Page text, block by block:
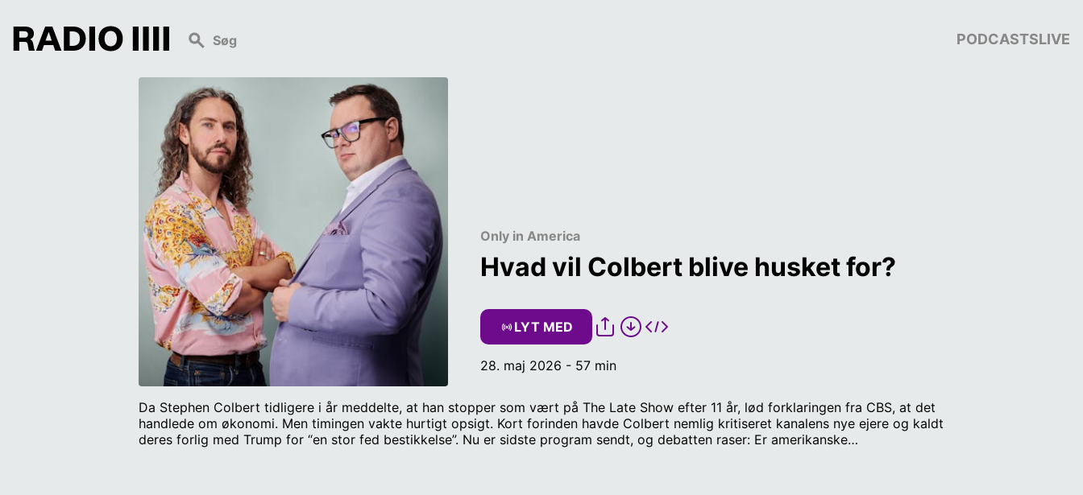
PODCASTSLIVE
Only in America
Hvad vil Colbert blive husket for?
LYT MED
28. maj 2026 - 57 min
Da Stephen Colbert tidligere i år meddelte, at han stopper som vært på The Late Show efter 11 år, lød forklaringen fra CBS, at det
handlede om økonomi. Men timingen vakte hurtigt opsigt. Kort forinden havde Colbert nemlig kritiseret kanalens nye ejere og kaldt
deres forlig med Trump for “en stor fed bestikkelse”. Nu er sidste program sendt, og debatten raser: Er amerikanske